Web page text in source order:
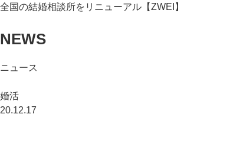
全国の結婚相談所をリニューアル【ZWEI】
NEWS
ニュース
婚活
20.12.17